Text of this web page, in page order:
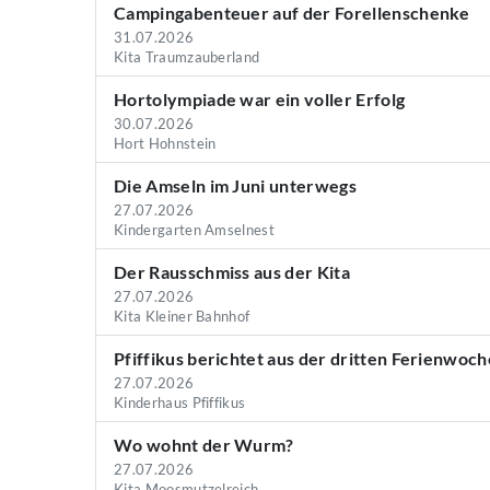
Campingabenteuer auf der Forellenschenke
31.07.2026
Kita Traumzauberland
Hortolympiade war ein voller Erfolg
30.07.2026
Hort Hohnstein
Die Amseln im Juni unterwegs
27.07.2026
Kindergarten Amselnest
Der Rausschmiss aus der Kita
27.07.2026
Kita Kleiner Bahnhof
Pfiffikus berichtet aus der dritten
27.07.2026
Kinderhaus Pfiffikus
Wo wohnt der Wurm?
27.07.2026